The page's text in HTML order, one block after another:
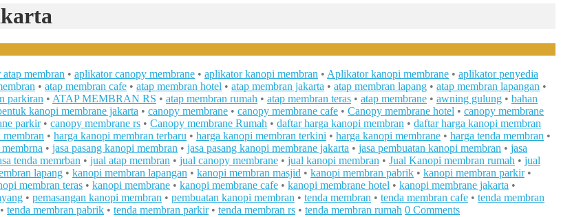
membran • aplikator canopy membrane • aplikator kanopi membran • Aplikator kanopi membrane • aplikator penyedia
• atap membran cafe • atap membran hotel • atap membran jakarta • atap membran lapang • atap membran lapangan •
parkiran • ATAP MEMBRAN RS • atap membran rumah • atap membran teras • atap membrane • awning gulung • bahan
kanopi membrane jakarta • canopy membrane • canopy membrane cafe • Canopy membrane hotel • canopy membrane
parkir• canopy membrane rs • Canopy membrane Rumah • daftar harga kanopi membran • daftar harga kanopi membran
• harga kanopi membran terbaru • harga kanopi membran terkini • harga kanopi membrane • harga tenda membran •
• jasa pasang kanopi membran • jasa pasang kanopi membrane jakarta • jasa pembuatan kanopi membran • jasa
tenda memrban • jual atap membran • jual canopy membrane • jual kanopi membran • Jual Kanopi membran rumah • jual
lapang • kanopi membran lapangan • kanopi membran masjid • kanopi membran pabrik • kanopi membran parkir•
membran teras • kanopi membrane • kanopi membrane cafe • kanopi membrane hotel • kanopi membrane jakarta •
• pemasangan kanopi membran • pembuatan kanopi membran • tenda membran • tenda membran cafe • tenda membran
• tenda membran pabrik • tenda membran parkir• tenda membran rs • tenda membran rumah 0 Comments